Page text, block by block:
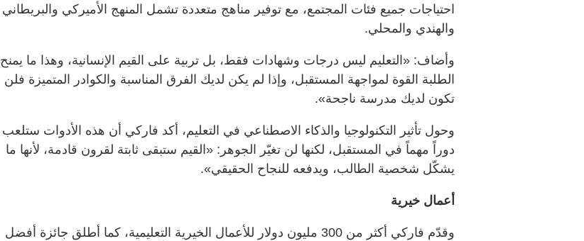
احتياجات جميع فئات المجتمع، مع توفير مناهج متعددة تشمل المنهج الأميركي والبريطاني
والهندي والمحلي.
وأضاف: «التعليم ليس درجات وشهادات فقط، بل تربية على القيم الإنسانية، وهذا ما يمنح
الطلبة القوة لمواجهة المستقبل، وإذا لم يكن لديك الفرق المناسبة والكوادر المتميزة فلن
تكون لديك مدرسة ناجحة».
وحول تأثير التكنولوجيا والذكاء الاصطناعي في التعليم، أكد فاركي أن هذه الأدوات ستلعب
دوراً مهماً في المستقبل، لكنها لن تغيّر الجوهر: «القيم ستبقى ثابتة لقرون قادمة، لأنها ما
يشكّل شخصية الطالب، ويدفعه للنجاح الحقيقي».
أعمال خيرية
وقدّم فاركي أكثر من 300 مليون دولار للأعمال الخيرية التعليمية، كما أطلق جائزة أفضل